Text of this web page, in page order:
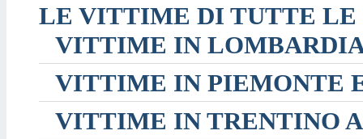
LE VITTIME DI TUTTE
VITTIME IN
VITTIME IN PIEMONTE
VITTIME IN TRENTINO